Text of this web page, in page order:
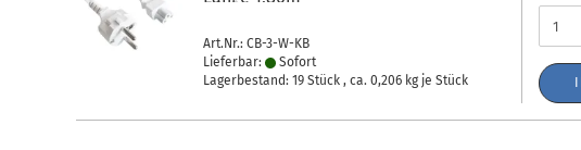
Art.Nr.: CB-3-W-KB
Lieferbar:
Sofort
Lagerbestand: 19 Stück , ca.0,206 kg je Stück